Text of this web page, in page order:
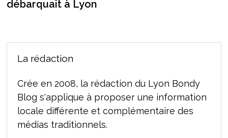
débarquait à Lyon
La rédaction
Crée en 2008, la rédaction du Lyon Bondy
Blog s'applique à proposer une information
locale différente et complémentaire des
médias traditionnels.